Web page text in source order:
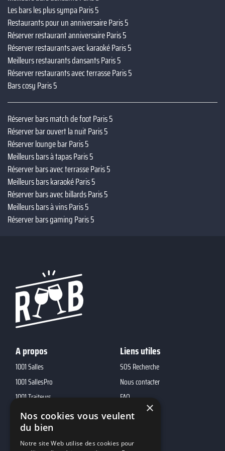
Les bars les plus sympa Paris 5
Restaurants pour un anniversaire Paris 5
Réserver restaurant anniversaire Paris 5
Réserver restaurants avec karaoké Paris 5
Meilleurs restaurants dansants Paris 5
Réserver restaurants avec terrasse Paris 5
Bars cosy Paris 5
Réserver bars match de foot Paris 5
Réserver bar ouvert la nuit Paris 5
Réserver lounge bar Paris 5
Meilleurs bars à tapas Paris 5
Réserver bars avec terrasse Paris 5
Meilleurs bars karaoké Paris 5
Réserver bars avec billards Paris 5
Meilleurs bars à vins Paris 5
Réserver bars gaming Paris 5
A propos
1001 Salles
1001 SallesPro
1001 Traiteurs
1001 DJ
10h01
MP2
Liens utiles
SOS Recherche
Nous contacter
FAQ
×
Nos cookies vous veulent
du bien
Notre site Web utilise des cookies pour